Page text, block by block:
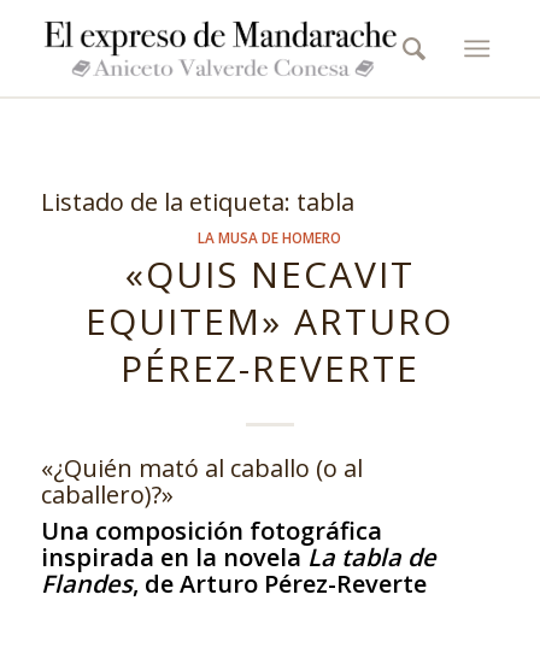
Listado de la etiqueta: tabla
LA MUSA DE HOMERO
«QUIS NECAVIT
EQUITEM» ARTURO
PÉREZ-REVERTE
«¿Quién mató al caballo (o al
caballero)?»
Una composición fotográfica
inspirada en la novela La tabla de
Flandes, de Arturo Pérez-Reverte